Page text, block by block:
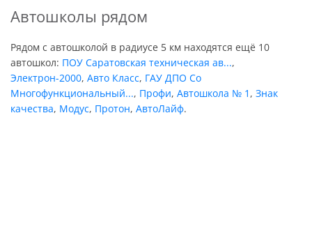
Автошколы рядом
Рядом с автошколой в радиусе 5 км находятся ещё 10
автошкол: ПОУ Саратовская техническая ав...,
Электрон-2000, Авто Класс, ГАУ ДПО Со
Многофункциональный..., Профи, Автошкола № 1 , Знак
качества, Модус, Протон, АвтоЛайф.